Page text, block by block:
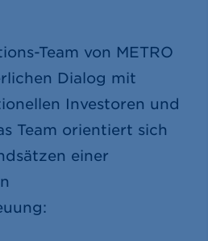
Team von METRO
Dialog mit
Investoren und
Team orientiert sich
einer